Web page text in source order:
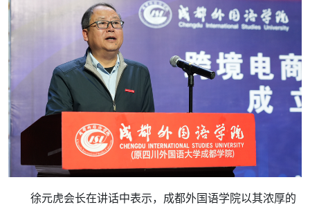
徐元虎会长在讲话中表示，成都外国语学院以其浓厚的